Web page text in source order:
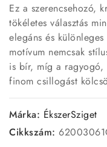
Ez a szerencsehozó,
tökéletes választás
elegáns és
motívum nemcsak
is bír, míg a ragyogó,
finom csillogást
ékszerszett
készült. A precíz
cirkónia kövek
szépséget.
Márka: ÉkszerSziget
Cikkszám: